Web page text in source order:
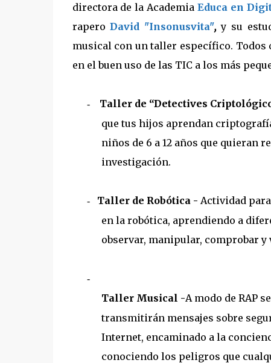
directora de la Academia Educa en
raperoDavid "Insonusvita", y su
musical con un taller específico.
en el buen uso de las TIC a los más
- Taller de “Detectives
que tus hijos aprendan
niños de 6 a 12 años que quieran
investigación.
- Taller de Robótica - Actividad
en la robótica, aprendiendo a
observar, manipular, comprobar
-
Taller Musical -A modo de RAP se
transmitirán mensajes sobre
Internet, encaminado a la
conociendo los peligros que